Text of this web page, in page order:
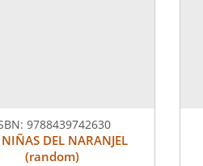
9788439742630
NIÑAS DEL NARANJEL
(random)